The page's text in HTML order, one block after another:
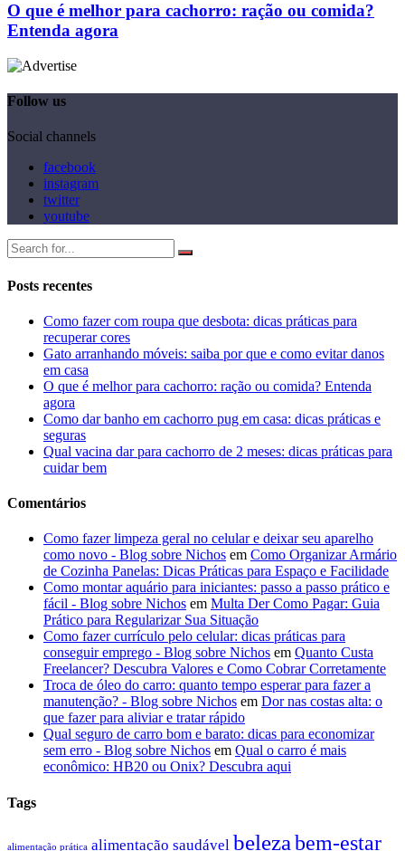
O que é melhor para cachorro: ração ou comida?
Entenda agora
Follow us
Social channels
facebook
instagram
twitter
youtube
Posts recentes
Como fazer com roupa que desbota: dicas práticas para
recuperar cores
Gato arranhando móveis: saiba por que e como evitar danos
em casa
O que é melhor para cachorro: ração ou comida? Entenda
agora
Como dar banho em cachorro pug em casa: dicas práticas e
seguras
Qual vacina dar para cachorro de 2 meses: dicas práticas para
cuidar bem
Comentários
Como fazer limpeza geral no celular e deixar seu aparelho
como novo - Blog sobre Nichos em Como Organizar Armário
de Cozinha Panelas: Dicas Práticas para Espaço e Facilidade
Como montar aquário para iniciantes: passo a passo prático e
fácil - Blog sobre Nichos em Multa Der Como Pagar: Guia
Prático para Regularizar Sua Situação
Como fazer currículo pelo celular: dicas práticas para
conseguir emprego - Blog sobre Nichos em Quanto Custa
Freelancer? Descubra Valores e Como Cobrar Corretamente
Troca de óleo do carro: quanto tempo esperar para fazer a
manutenção? - Blog sobre Nichos em Dor nas costas alta: o
que fazer para aliviar e tratar rápido
Qual seguro de carro bom e barato: dicas para economizar
sem erro - Blog sobre Nichos em Qual o carro é mais
econômico: HB20 ou Onix? Descubra aqui
Tags
alimentação prática alimentação saudável belezabem-estar